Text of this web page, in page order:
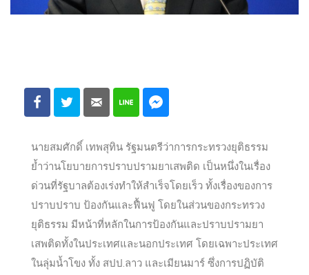
นายสมศักดิ์ เทพสุทิน รัฐมนตรีว่าการกระทรวงยุติธรรม
ย้ำว่านโยบายการปราบปรามยาเสพติด เป็นหนึ่งในเรื่อง
ด่วนที่รัฐบาลต้องเร่งทำให้สำเร็จโดยเร็ว ทั้งเรื่องของการ
ปราบปราบ ป้องกันและฟื้นฟู โดยในส่วนของกระทรวง
ยุติธรรม มีหน้าที่หลักในการป้องกันและปราบปรามยา
เสพติดทั้งในประเทศและนอกประเทศ โดยเฉพาะประเทศ
ในลุ่มน้ำโขง ทั้ง สปป.ลาว และเมียนมาร์ ซึ่งการปฏิบัติ